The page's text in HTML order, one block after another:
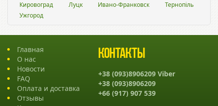
Кировоград
Луцк Ивано-Франковск
Тернопіль
Ужгород
Главная
О нас
Новости
FAQ
Оплата и доставка
Отзывы
Контакты
+38 (093)8906209 Viber
+38 (093)8906209
+66 (917) 907 539